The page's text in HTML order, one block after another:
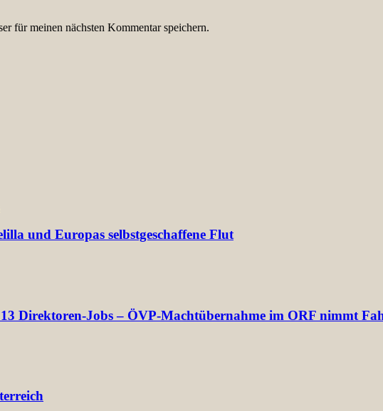
für meinen nächsten Kommentar speichern.
und Europas selbstgeschaffene Flut
Direktoren-Jobs – ÖVP-Machtübernahme im ORF nimmt